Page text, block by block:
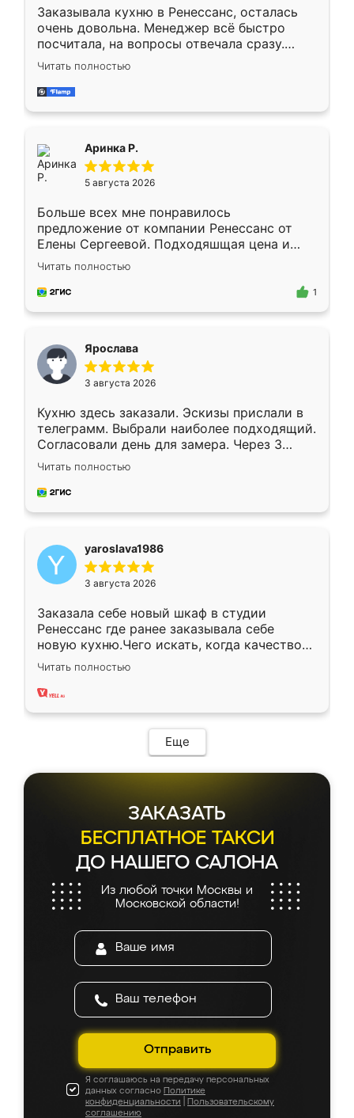
Заказывала кухню в Ренессанс, осталась
очень довольна. Менеджер всё быстро
посчитала, на вопросы отвечала сразу.
Замерщик приехал в субботу, подошёл к
делу со всей ответственностью. Собрали
за день, ребята работали аккуратно, даже
Читать полностью
Аринка Р.
5 августа 2026
Больше всех мне понравилось
предложение от компании Ренессанс от
Елены Сергеевой. Подходяшщая цена и
короткие сроки изготовления. Приехавший
для замера сотрудник Владислав
предложил по моему эскизу самый
Читать полностью
1
Ярослава
3 августа 2026
Кухню здесь заказали. Эскизы прислали в
телеграмм. Выбрали наиболее подходящий.
Согласовали день для замера. Через 3
недели кухня была уже готова. Остались
довольны работой. Спасибо Ренессанс
мебель за качественную работу!
Читать полностью
yaroslava1986
3 августа 2026
Заказала себе новый шкаф в студии
Ренессанс где ранее заказывала себе
новую кухню.Чего искать, когда качеством
вполне довольна. Служит кухня уже почти
два года, нареканий нет.
Читать полностью
Еще
ЗАКАЗАТЬ
БЕСПЛАТНОЕ ТАКСИ
ДО НАШЕГО САЛОНА
Из любой точки Москвы и
Московской области!
Отправить
Я соглашаюсь на передачу персональных
данных согласно Политике
конфиденциальности
Пользовательскому
соглашению